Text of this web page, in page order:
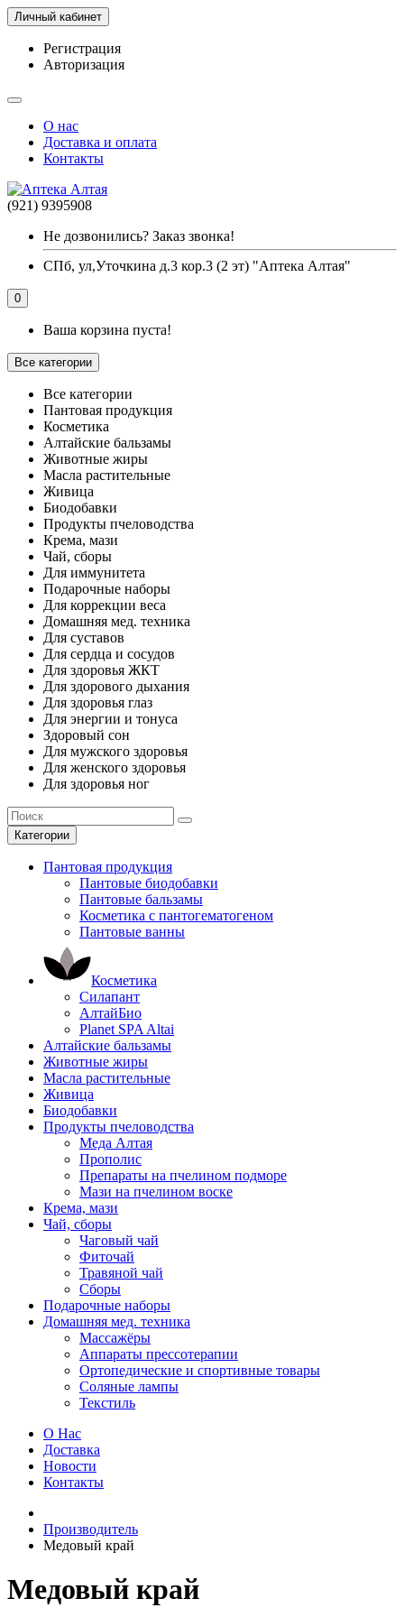
Личный кабинет
Регистрация
Авторизация
О нас
Доставка и оплата
Контакты
(921) 9395908
Не дозвонились? Заказ звонка!
СПб, ул,Уточкина д.3 кор.3 (2 эт) "Аптека Алтая"
0
Ваша корзина пуста!
Все категории
Все категории
Пантовая продукция
Косметика
Алтайские бальзамы
Животные жиры
Масла растительные
Живица
Биодобавки
Продукты пчеловодства
Крема, мази
Чай, сборы
Для иммунитета
Подарочные наборы
Для коррекции веса
Домашняя мед. техника
Для суставов
Для сердца и сосудов
Для здоровья ЖКТ
Для здорового дыхания
Для здоровья глаз
Для энергии и тонуса
Здоровый сон
Для мужского здоровья
Для женского здоровья
Для здоровья ног
Категории
Пантовая продукция
Пантовые биодобавки
Пантовые бальзамы
Косметика с пантогематогеном
Пантовые ванны
Косметика
Силапант
АлтайБио
Planet SPA Altai
Алтайские бальзамы
Животные жиры
Масла растительные
Живица
Биодобавки
Продукты пчеловодства
Меда Алтая
Прополис
Препараты на пчелином подморе
Мази на пчелином воске
Крема, мази
Чай, сборы
Чаговый чай
Фиточай
Травяной чай
Сборы
Подарочные наборы
Домашняя мед. техника
Массажёры
Аппараты прессотерапии
Ортопедические и спортивные товары
Соляные лампы
Текстиль
О Нас
Доставка
Новости
Контакты
Производитель
Медовый край
Медовый край